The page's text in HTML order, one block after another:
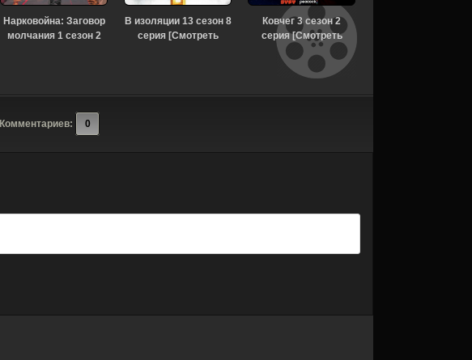
Нарковойна: Заговор
молчания 1 сезон 2
В изоляции 13 сезон 8
серия [Смотреть
Ковчег 3 сезон 2
серия [Смотреть
Онлайн]
Комментариев: 0